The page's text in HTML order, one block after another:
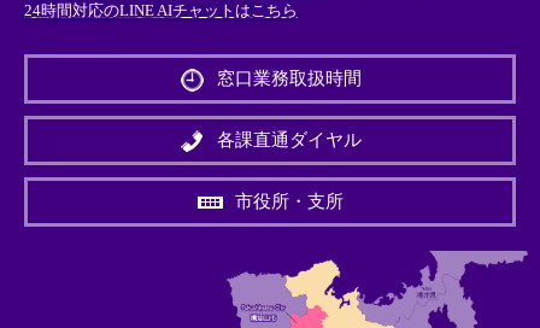
24時間対応のLINE AIチャットはこちら
外
リ
ン
＞
窓口業務取扱時間
各課直通ダイヤル
市役所・支所